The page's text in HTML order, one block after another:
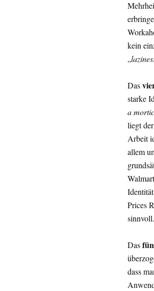
kein
„
Das
starke
a
liegt
Arbeit
allem
Prices
sinnvoll.
Das
dass